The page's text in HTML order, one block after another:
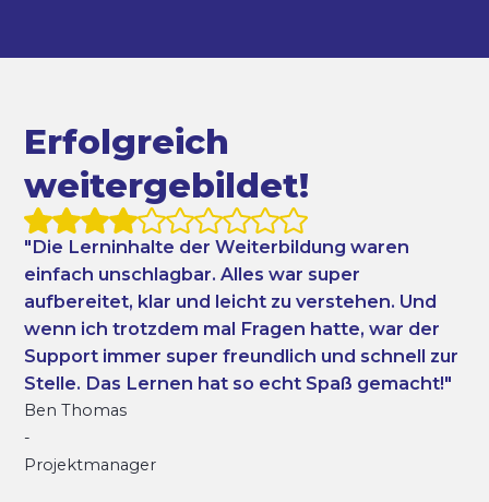
Erfolgreich
weitergebildet!
"Die Lerninhalte der Weiterbildung waren
einfach unschlagbar. Alles war super
aufbereitet, klar und leicht zu verstehen. Und
wenn ich trotzdem mal Fragen hatte, war der
Support immer super freundlich und schnell zur
Stelle. Das Lernen hat so echt Spaß gemacht!"
Ben Thomas
-
Projektmanager